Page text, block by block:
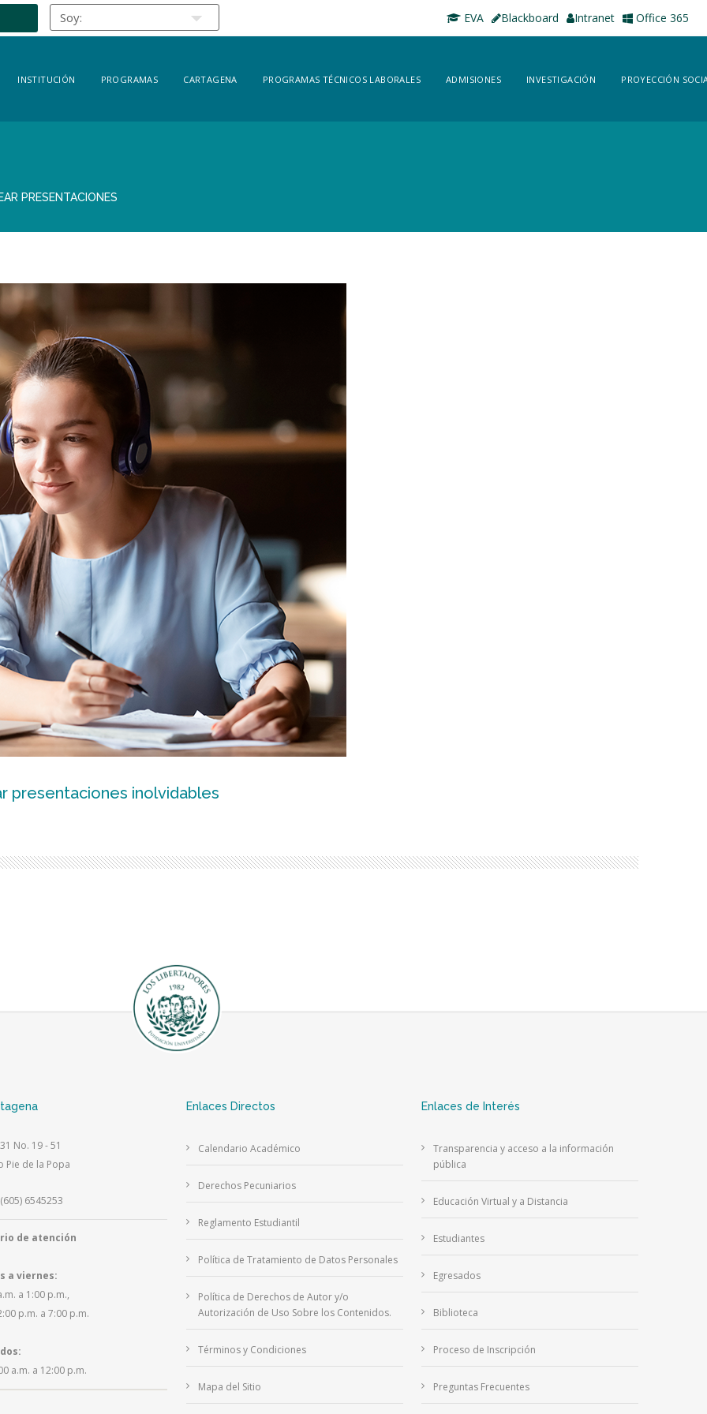
EVA Blackboard Intranet Office 365
INSTITUCIÓN PROGRAMAS CARTAGENA PROGRAMAS TÉCNICOS LABORALES ADMISIONES INVESTIGACIÓN PROYECCIÓN
PRESENTACIONES
presentaciones inolvidables
No. 19 - 51
Pie de la Popa
6545253
de atención
a viernes:
a 1:00 p.m.,
p.m. a 7:00 p.m.
a.m. a 12:00 p.m.
Enlaces Directos
Calendario Académico
Derechos Pecuniarios
Reglamento Estudiantil
Política de Tratamiento de Datos Personales
Política de Derechos de Autor y/o
Autorización de Uso Sobre los Contenidos.
Términos y Condiciones
Mapa del Sitio
Enlaces de Interés
Transparencia y acceso a la información
pública
Educación Virtual y a Distancia
Estudiantes
Egresados
Biblioteca
Proceso de Inscripción
Preguntas Frecuentes